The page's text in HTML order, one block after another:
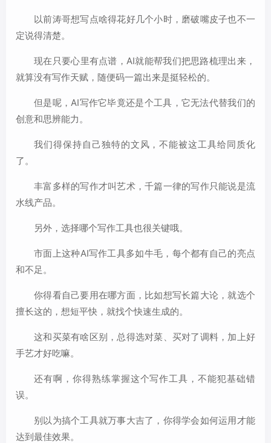
以前涛哥想写点啥得花好几个小时，磨破嘴皮子也不一
定说得清楚。
现在只要心里有点谱，AI就能帮我们把思路梳理出来，
就算没有写作天赋，随便码一篇出来是挺轻松的。
但是呢，AI写作它毕竟还是个工具，它无法代替我们的
创意和思辨能力。
我们得保持自己独特的文风，不能被这工具给同质化
了。
丰富多样的写作才叫艺术，千篇一律的写作只能说是流
水线产品。
另外，选择哪个写作工具也很关键哦。
市面上这种AI写作工具多如牛毛，每个都有自己的亮点
和不足。
你得看自己要用在哪方面，比如想写长篇大论，就选个
擅长这的，想短平快，就找个快速生成的。
这和买菜有啥区别，总得选对菜、买对了调料，加上好
手艺才好吃嘛。
还有啊，你得熟练掌握这个写作工具，不能犯基础错
误。
别以为搞个工具就万事大吉了，你得学会如何运用才能
达到最佳效果。